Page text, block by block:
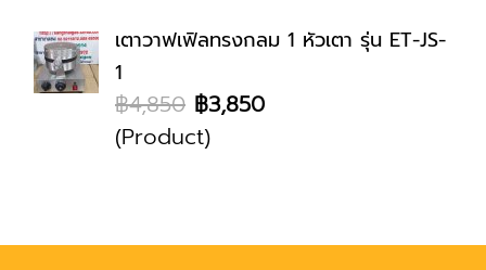
เตาวาฟเฟิลทรงกลม 1 หัวเตา รุ่น ET-JS-
1
฿4,850 ฿3,850
(Product)